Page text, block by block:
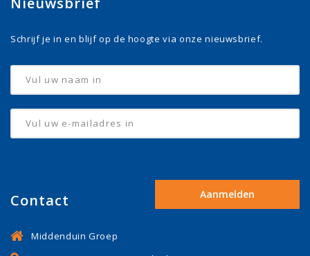
Schrijf je in en blijf op de hoogte via onze nieuwsbrief.
Contact
Middenduin Groep